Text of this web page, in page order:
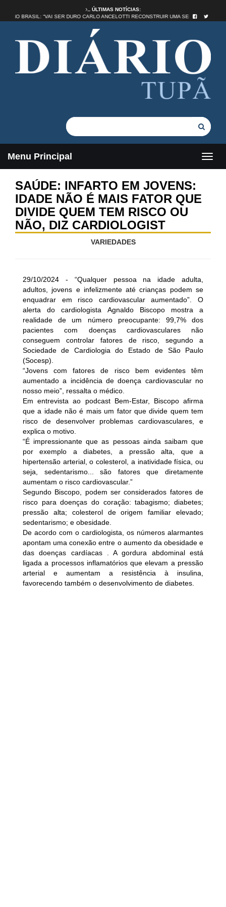
ÚLTIMAS NOTÍCIAS:
NO BRASIL: “VAI SER DURO CARLO ANCELOTTI RECONSTRUIR UMA SELEÇÃO”
Menu Principal
SAÚDE: INFARTO EM JOVENS:
IDADE NÃO É MAIS FATOR QUE
DIVIDE QUEM TEM RISCO OU
NÃO, DIZ CARDIOLOGIST
VARIEDADES
29/10/2024 - “Qualquer pessoa na idade adulta,
adultos, jovens e infelizmente até crianças podem se
enquadrar em risco cardiovascular aumentado”. O
alerta do cardiologista Agnaldo Biscopo mostra a
realidade de um número preocupante: 99,7% dos
pacientes com doenças cardiovasculares não
conseguem controlar fatores de risco, segundo a
Sociedade de Cardiologia do Estado de São Paulo
(Socesp).
“Jovens com fatores de risco bem evidentes têm
aumentado a incidência de doença cardiovascular no
nosso meio”, ressalta o médico.
Em entrevista ao podcast Bem-Estar, Biscopo afirma
que a idade não é mais um fator que divide quem tem
risco de desenvolver problemas cardiovasculares, e
explica o motivo.
“É impressionante que as pessoas ainda saibam que
por exemplo a diabetes, a pressão alta, que a
hipertensão arterial, o colesterol, a inatividade física, ou
seja, sedentarismo... são fatores que diretamente
aumentam o risco cardiovascular.”
Segundo Biscopo, podem ser considerados fatores de
risco para doenças do coração: tabagismo; diabetes;
pressão alta; colesterol de origem familiar elevado;
sedentarismo; e obesidade.
De acordo com o cardiologista, os números alarmantes
apontam uma conexão entre o aumento da obesidade e
das doenças cardíacas . A gordura abdominal está
ligada a processos inflamatórios que elevam a pressão
arterial e aumentam a resistência à insulina,
favorecendo também o desenvolvimento de diabetes.